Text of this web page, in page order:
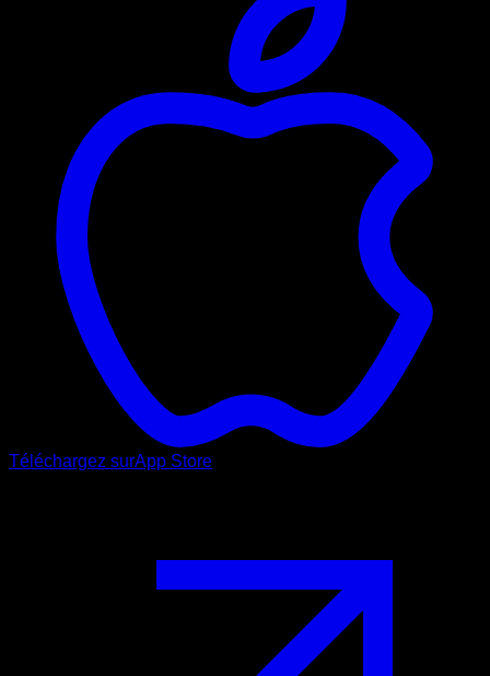
Téléchargez surApp Store